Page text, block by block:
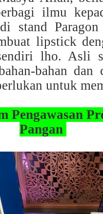
ilmu
stand
lipstick
lho. Asli
bahan dan
untuk
Pengawasan
Pangan